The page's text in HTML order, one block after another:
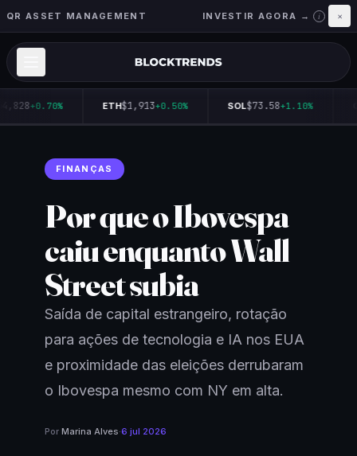
QR ASSET MANAGEMENT INVESTIR AGORA → i ×
+0.70% ETH$1,913+0.50% SOL$73.58+1.10%
FINANÇAS
Por que o Ibovespa
caiu enquanto Wall
Street subia
Saída de capital estrangeiro, rotação
para ações de tecnologia e IA nos EUA
e proximidade das eleições derrubaram
o Ibovespa mesmo com NY em alta.
Por Marina Alves·6 jul 2026